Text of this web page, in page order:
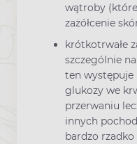
wątroby
zażółcenie
krótkotrwałe
szczególnie
ten występuje
glukozy we
przerwaniu
innych
bardzo